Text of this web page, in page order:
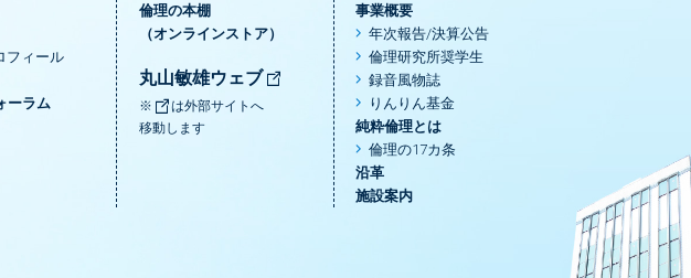
フィール
ーラム
倫理の本棚
（オンラインストア）
丸山敏雄ウェブ
※
は外部サイトへ
移動します
事業概要
年次報告/決算公告
倫理研究所奨学生
録音風物誌
りんりん基金
純粋倫理とは
倫理の17カ条
沿革
施設案内